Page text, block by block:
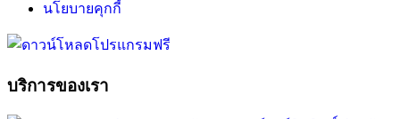
นโยบายคุกกี้
บริการของเรา